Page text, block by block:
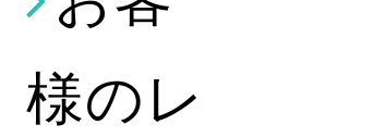
様のレ